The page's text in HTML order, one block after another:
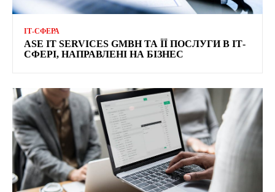
ІТ-СФЕРА
ASE IT SERVICES GMBH ТА ЇЇ ПОСЛУГИ В ІТ-
СФЕРІ, НАПРАВЛЕНІ НА БІЗНЕС